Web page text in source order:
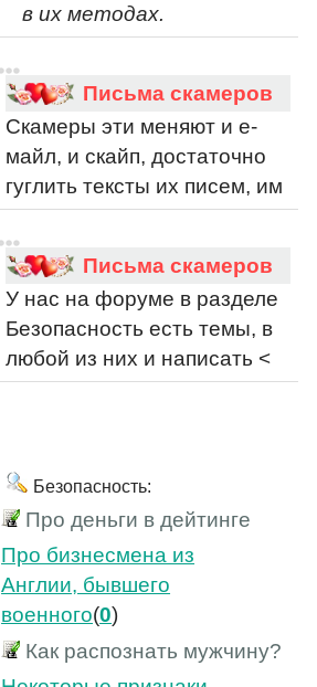
в их методах.
Письма скамеров
Скамеры эти меняют и е-
майл, и скайп, достаточно
гуглить тексты их писем, им
Письма скамеров
У нас на форуме в разделе
Безопасность есть темы, в
любой из них и написать <
Безопасность:
Про деньги в дейтинге
Про бизнесмена из
Англии, бывшего
военного(0)
Как распознать мужчину?